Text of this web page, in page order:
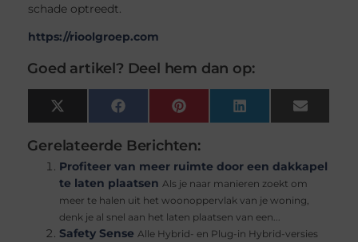
schade optreedt.
https://rioolgroep.com
Goed artikel? Deel hem dan op:
X
(Twitter)
Facebook Pinterest LinkedIn Email
Gerelateerde Berichten:
Profiteer van meer ruimte door een dakkapel
te laten plaatsen Als je naar manieren zoekt om
meer te halen uit het woonoppervlak van je woning,
denk je al snel aan het laten plaatsen van een...
Safety Sense Alle Hybrid- en Plug-in Hybrid-versies